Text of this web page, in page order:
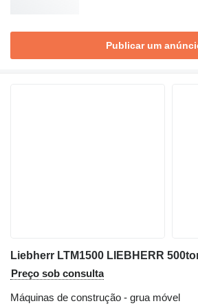
Publicar um
Liebherr LTM1500 LIEBHERR
Preço sob consulta
Máquinas de construção - grua móvel